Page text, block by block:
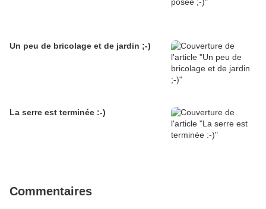
Un peu de bricolage et de jardin ;-)
La serre est terminée :-)
Commentaires